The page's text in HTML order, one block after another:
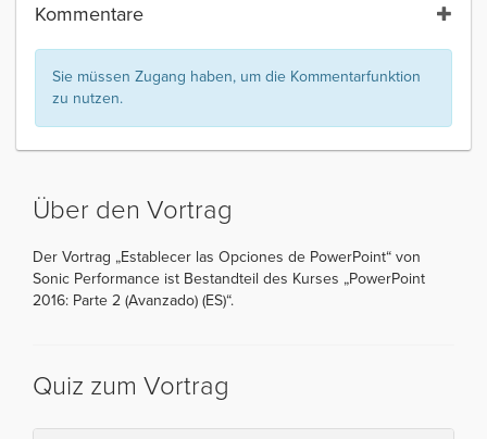
Kommentare
Sie müssen Zugang haben, um die Kommentarfunktion
zu nutzen.
Über den Vortrag
Der Vortrag „Establecer las Opciones de PowerPoint“ von
Sonic Performance ist Bestandteil des Kurses „PowerPoint
2016: Parte 2 (Avanzado) (ES)“.
Quiz zum Vortrag